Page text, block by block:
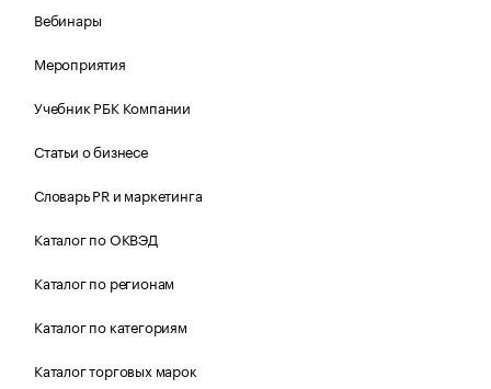
Вебинары
Мероприятия
Учебник РБК Компании
Статьи о бизнесе
Словарь PR и маркетинга
Каталог по ОКВЭД
Каталог по регионам
Каталог по категориям
Каталог торговых марок